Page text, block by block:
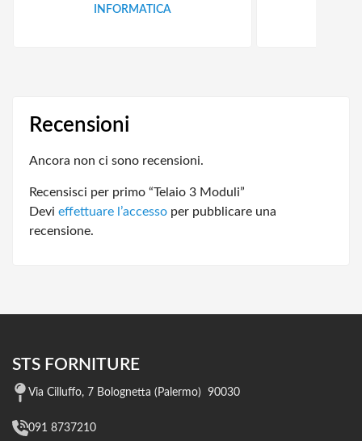
INFORMATICA
Recensioni
Ancora non ci sono recensioni.
Recensisci per primo “Telaio 3 Moduli”
Devi effettuare l’accesso per pubblicare una
recensione.
STS FORNITURE
Via Cilluffo, 7 Bolognetta (Palermo) 90030
091 8737210